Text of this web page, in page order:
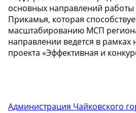
основных направлений работы
Прикамья, которая
масштабированию МСП
направлении ведется в рамках
проекта «Эффективная и
Администрация Чайковского